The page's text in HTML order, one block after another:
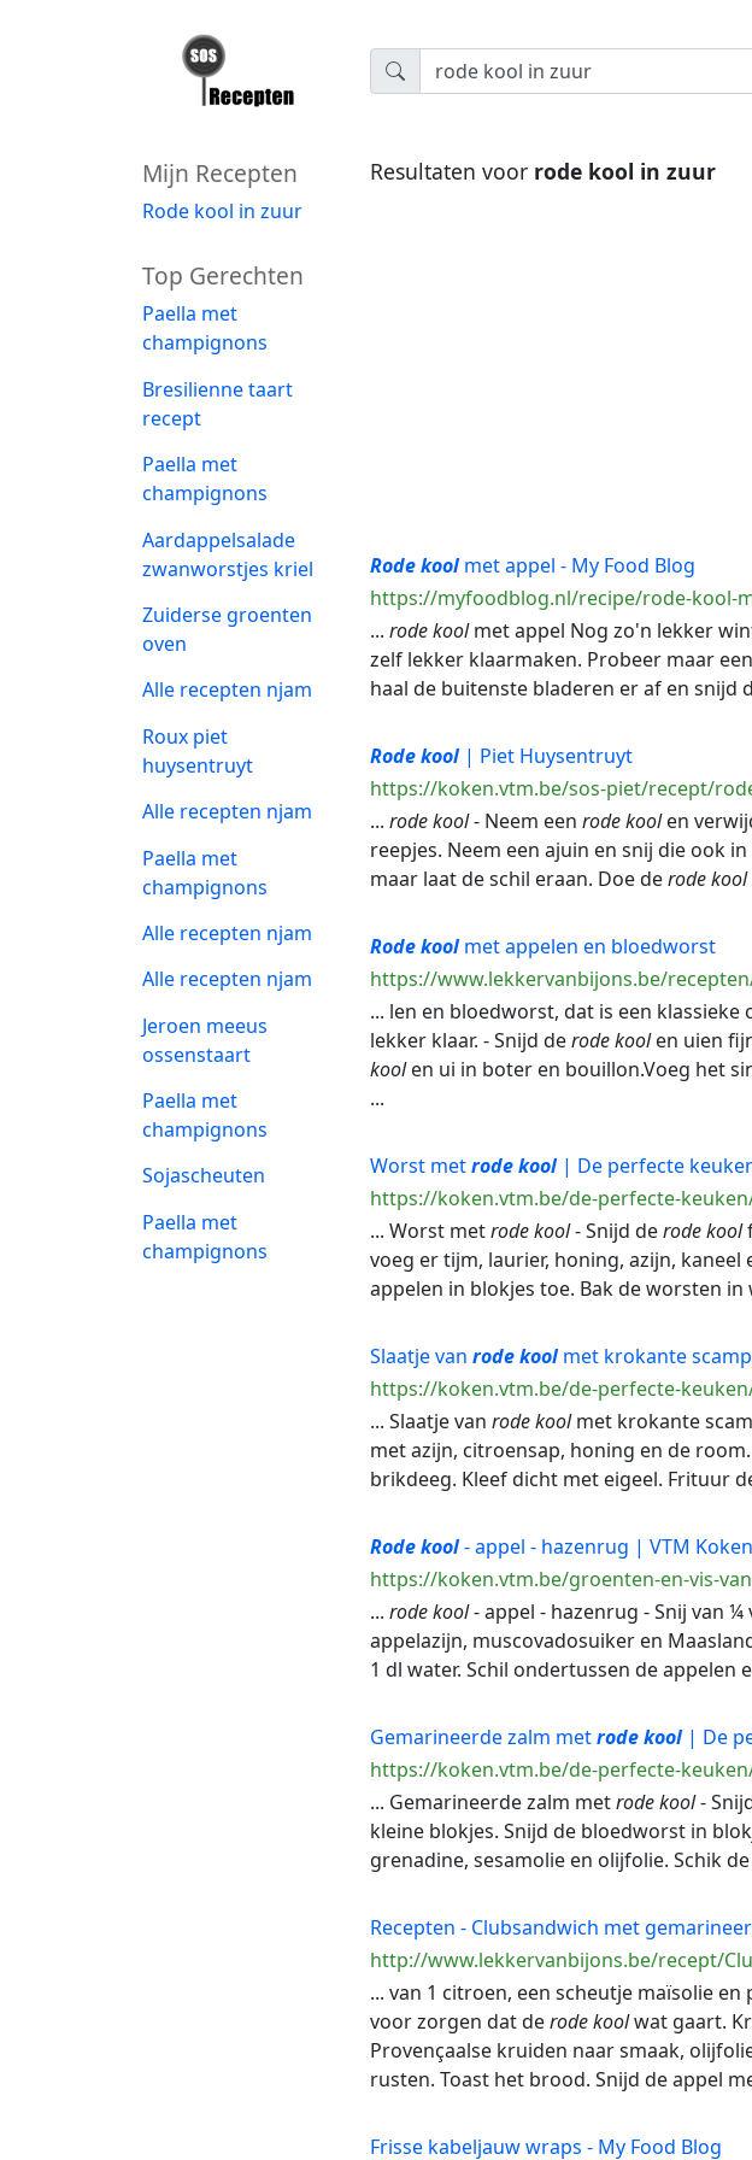
Mijn Recepten
Rode kool in zuur
Top Gerechten
Paella met
champignons
Bresilienne taart
recept
Paella met
champignons
Aardappelsalade
zwanworstjes kriel
Zuiderse groenten
oven
Alle recepten njam
Roux piet
huysentruyt
Alle recepten njam
Paella met
champignons
Alle recepten njam
Alle recepten njam
Jeroen meeus
ossenstaart
Paella met
champignons
Sojascheuten
Paella met
champignons
Resultaten voor rode kool in zuur
Rodekoolmet appel - My Food Blog
https://myfoodblog.nl/recipe/rode-kool-
... rodekoolmet appel Nog zo'n lekker
zelf lekker klaarmaken. Probeer maar
haal de buitenste bladeren er af en snijd
Rodekool| Piet Huysentruyt
https://koken.vtm.be/sos-piet/recept/
... rodekool- Neem een rodekoolen
reepjes. Neem een ajuin en snij die ook
maar laat de schil eraan. Doe derodekool
Rodekoolmet appelen en bloedworst
https://www.lekkervanbijons.be/
... len en bloedworst, dat is een
lekker klaar. - Snijd derodekoolen uien
koolen ui in boter en bouillon.Voeg het
...
Worst metrodekool| De perfecte
https://koken.vtm.be/de-perfecte-
... Worst metrodekool- Snijd derodekool
voeg er tijm, laurier, honing, azijn,
appelen in blokjes toe. Bak de worsten in
Slaatje van rodekoolmet krokante
https://koken.vtm.be/de-perfecte-
... Slaatje van rodekoolmet krokante
met azijn, citroensap, honing en de
brikdeeg. Kleef dicht met eigeel. Frituur
Rodekool- appel - hazenrug | VTM Koken
https://koken.vtm.be/groenten-en-vis-
... rodekool- appel - hazenrug - Snij van ¼
appelazijn, muscovadosuiker en
1 dl water. Schil ondertussen de appelen
Gemarineerde zalm metrodekool| De
https://koken.vtm.be/de-perfecte-
... Gemarineerde zalm metrodekool-
kleine blokjes. Snijd de bloedworst in
grenadine, sesamolie en olijfolie. Schik
Recepten - Clubsandwich met
http://www.lekkervanbijons.be/recept/
... van 1 citroen, een scheutje maïsolie
voor zorgen dat derodekoolwat gaart.
Provençaalse kruiden naar smaak,
rusten. Toast het brood. Snijd de appel
Frisse kabeljauw wraps - My Food Blog